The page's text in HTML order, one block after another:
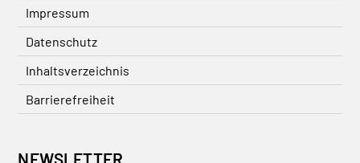
Impressum
Datenschutz
Inhaltsverzeichnis
Barrierefreiheit
NEWSLETTER